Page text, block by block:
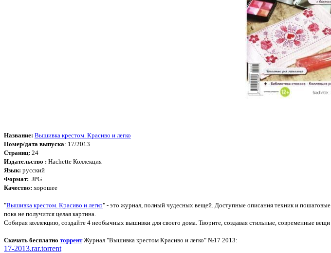
Название: Вышивка крестом. Красиво и легко
Номер/дата выпуска: 17/2013
Страниц: 24
Издательство : Hachette Коллекция
Язык: русский
Формат: JPG
Качество: хорошее
"Вышивка крестом. Красиво и легко" - это журнал, полный чудесных вещей. Доступные описания техник и
пока не получится целая картина.
Собирая коллекцию, создайте 4 необычных вышивки для своего дома. Творите, создавая стильные, современные
Скачать бесплатно торрентЖурнал "Вышивка крестом Красиво и легко" №17 2013:
17-2013.rar.torrent